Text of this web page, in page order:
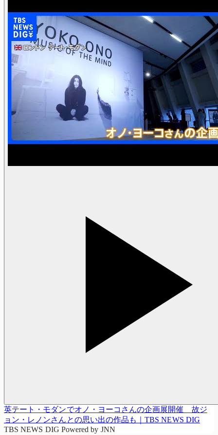
英テート・モダンでオノ・ヨーコさんの企画展開催 故ジ
ョン・レノンさんとの思い出の作品も｜TBS NEWS DIG
TBS NEWS DIG Powered by JNN